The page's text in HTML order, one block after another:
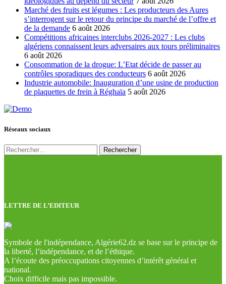
Marché des fruits est légumes : Les producteurs des Aures
s’interrogent sur le retour du principe du marché de l’offre et
de la demande 6 août 2026
Compétitions africaines interclubs 2026-2027 : Les clubs
algériens connaissent leurs adversaires aux tours préliminaires
6 août 2026
Consommation de la drogue: L’Etat décide de passer au
contrôles sporadiques des conducteurs 6 août 2026
Industrie automobile: Inauguration d’une usine de production
de plaquettes de frein à Réghaïa 5 août 2026
Réseaux sociaux
Rechercher :
LETTRE DE L’EDITEUR
Symbole de l'indépendance, Algérie62.dz se base sur le principe de
la liberté, l’indépendance, et de l’éthique.
A l’écoute des préoccupations citoyennes d’intérêt général et
national.
Choix difficile mais pas impossible.